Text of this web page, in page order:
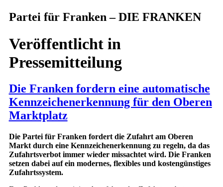
Partei für Franken – DIE FRANKEN
Veröffentlicht in
Pressemitteilung
Die Franken fordern eine automatische
Kennzeichenerkennung für den Oberen
Marktplatz
Die Partei für Franken fordert die Zufahrt am Oberen
Markt durch eine Kennzeichenerkennung zu regeln, da das
Zufahrtsverbot immer wieder missachtet wird. Die Franken
setzen dabei auf ein modernes, flexibles und kostengünstiges
Zufahrtssystem.